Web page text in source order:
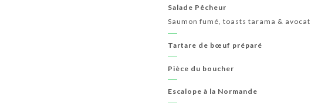
Salade Pêcheur
Saumon fumé, toasts tarama & avocat
Tartare de bœuf préparé
Pièce du boucher
Escalope à la Normande